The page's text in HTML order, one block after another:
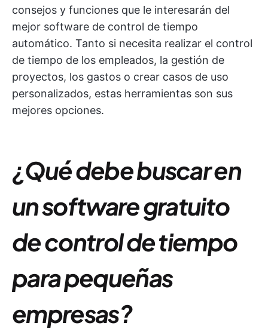
consejos y funciones que le interesarán del
mejor software de control de tiempo
automático. Tanto si necesita realizar el control
de tiempo de los empleados, la gestión de
proyectos, los gastos o crear casos de uso
personalizados, estas herramientas son sus
mejores opciones.
¿Qué debe buscar en
un software gratuito
de control de tiempo
para pequeñas
empresas?